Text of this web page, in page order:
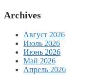
Archives
Август 2026
Июль 2026
Июнь 2026
Май 2026
Апрель 2026